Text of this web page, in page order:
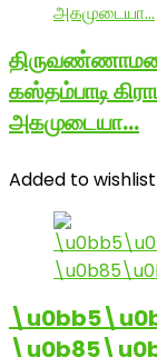
கஸ்தம்பாடி
அகமுடையா…
Added to wishlist